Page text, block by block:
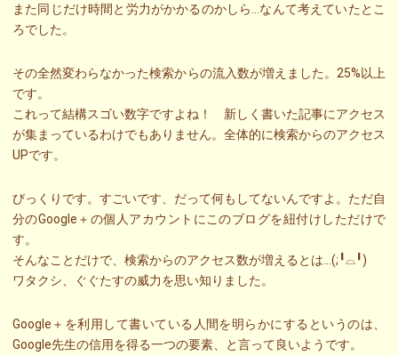
また同じだけ時間と労力がかかるのかしら…なんて考えていたとこ
ろでした。
その全然変わらなかった検索からの流入数が増えました。25%以上
です。
これって結構スゴい数字ですよね！ 新しく書いた記事にアクセス
が集まっているわけでもありません。全体的に検索からのアクセス
UPです。
びっくりです。すごいです、だって何もしてないんですよ。ただ自
分のGoogle＋の個人アカウントにこのブログを紐付けしただけで
す。
そんなことだけで、検索からのアクセス数が増えるとは…(;╹⌓╹)
ワタクシ、ぐぐたすの威力を思い知りました。
Google＋を利用して書いている人間を明らかにするというのは、
Google先生の信用を得る一つの要素、と言って良いようです。